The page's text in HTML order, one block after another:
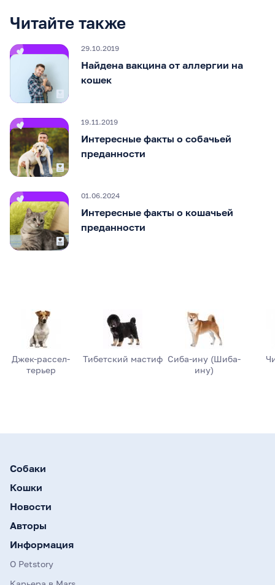
Читайте также
29.10.2019
Найдена вакцина от аллергии на
кошек
19.11.2019
Интересные факты о собачьей
преданности
01.06.2024
Интересные факты о кошачьей
преданности
Джек-рассел-
терьер
Тибетский мастиф Сиба-ину (Шиба-
ину)
Собаки
Кошки
Новости
Авторы
Информация
О Petstory